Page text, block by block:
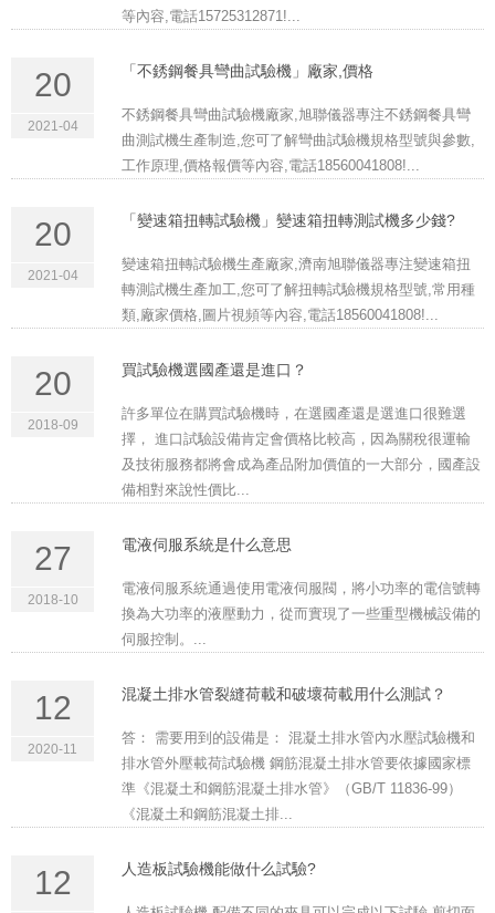
等內容,電話15725312871!...
20
2021-04
「不銹鋼餐具彎曲試驗機」廠家,價格
不銹鋼餐具彎曲試驗機廠家,旭聯儀器專注不銹鋼餐具彎
曲測試機生產制造,您可了解彎曲試驗機規格型號與參數,
工作原理,價格報價等內容,電話18560041808!...
20
2021-04
「變速箱扭轉試驗機」變速箱扭轉測試機多少錢?
變速箱扭轉試驗機生產廠家,濟南旭聯儀器專注變速箱扭
轉測試機生產加工,您可了解扭轉試驗機規格型號,常用種
類,廠家價格,圖片視頻等內容,電話18560041808!...
20
2018-09
買試驗機選國產還是進口？
許多單位在購買試驗機時，在選國產還是選進口很難選
擇， 進口試驗設備肯定會價格比較高，因為關稅很運輸
及技術服務都將會成為產品附加價值的一大部分，國產設
備相對來說性價比...
27
2018-10
電液伺服系統是什么意思
電液伺服系統通過使用電液伺服閥，將小功率的電信號轉
換為大功率的液壓動力，從而實現了一些重型機械設備的
伺服控制。...
12
2020-11
混凝土排水管裂縫荷載和破壞荷載用什么測試？
答： 需要用到的設備是： 混凝土排水管內水壓試驗機和
排水管外壓載荷試驗機 鋼筋混凝土排水管要依據國家標
準《混凝土和鋼筋混凝土排水管》（GB/T 11836-99）
《混凝土和鋼筋混凝土排...
12 人造板試驗機能做什么試驗?